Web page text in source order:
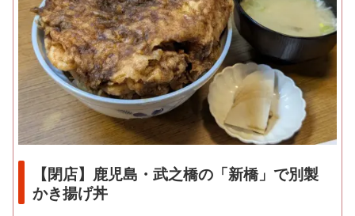
【閉店】鹿児島・武之橋の「新橋」で別製
かき揚げ丼